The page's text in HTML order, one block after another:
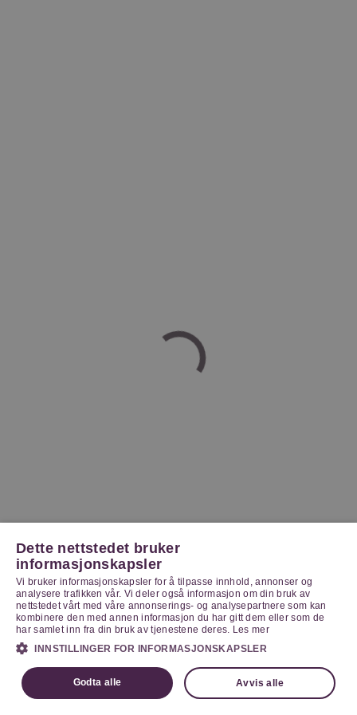
Dette nettstedet bruker
informasjonskapsler
Vi bruker informasjonskapsler for å tilpasse innhold, annonser og
analysere trafikken vår. Vi deler også informasjon om din bruk av
nettstedet vårt med våre annonserings- og analysepartnere som kan
kombinere den med annen informasjon du har gitt dem eller som de
har samlet inn fra din bruk av tjenestene deres. Les mer
INNSTILLINGER FOR INFORMASJONSKAPSLER
Godta alle Avvis alle